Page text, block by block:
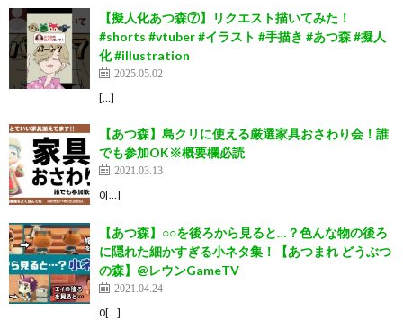
【擬人化あつ森⑦】リクエスト描いてみた！
#shorts #vtuber #イラスト #手描き #あつ森 #擬人
化 #illustration
2025.05.02
[…]
【あつ森】島クリに使える厳選家具おさわり会！誰
でも参加OK※概要欄必読
2021.03.13
0[…]
【あつ森】○○を後ろから見ると…？色んな物の後ろ
に隠れた細かすぎる小ネタ集！【あつまれ どうぶつ
の森】@レウンGameTV
2021.04.24
0[…]